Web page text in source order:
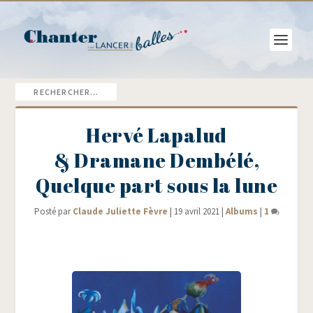
Hervé Lapalud
& Dramane Dembélé,
Quelque part sous la lune
Posté parClaude Juliette Fèvre | 19 avril 2021| Albums | 1